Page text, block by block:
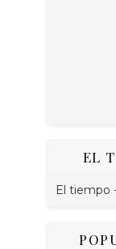
EL
El tiempo